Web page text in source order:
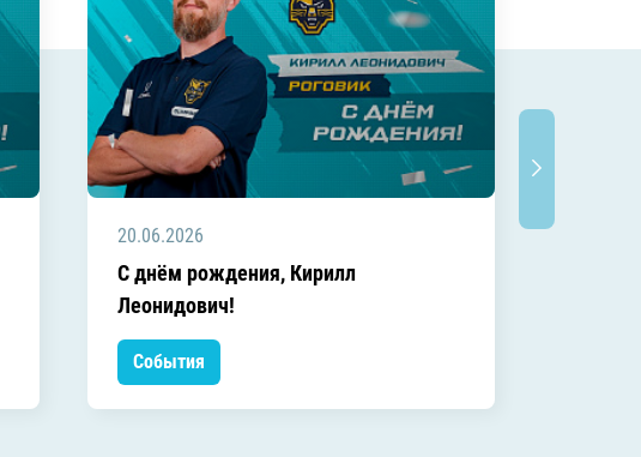
20.06.2026
C днём рождения, Кирилл
Леонидович!
События